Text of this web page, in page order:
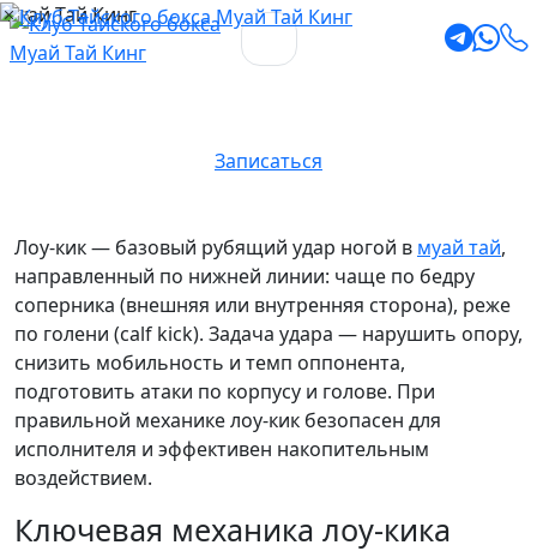
Муай Тай Кинг
Что такое лоу-кик
Записаться
Лоу-кик — базовый рубящий удар ногой в муай тай,
направленный по нижней линии: чаще по бедру
соперника (внешняя или внутренняя сторона), реже
по голени (calf kick). Задача удара — нарушить опору,
снизить мобильность и темп оппонента,
подготовить атаки по корпусу и голове. При
правильной механике лоу-кик безопасен для
исполнителя и эффективен накопительным
воздействием.
Ключевая механика лоу-кика